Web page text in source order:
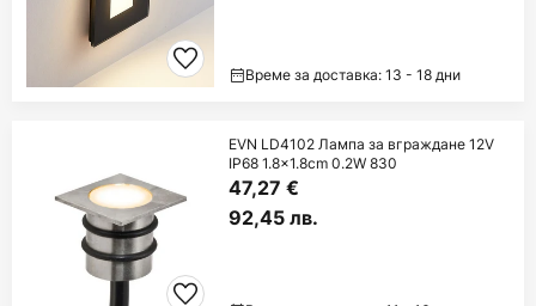
Време за доставка: 13 - 18 дни
EVN LD4102 Лампа за вграждане 12V
IP68 1.8x1.8cm 0.2W 830
47,27 €
92,45 лв.